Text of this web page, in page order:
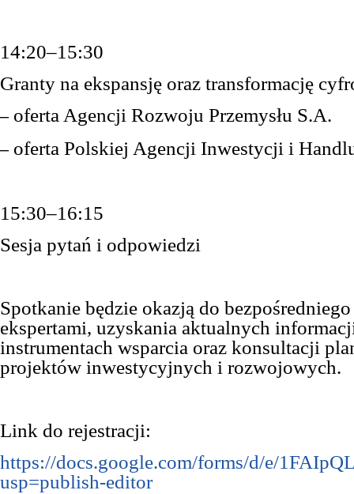
14:20–15:30
Granty na ekspansję oraz transformację
– oferta Agencji Rozwoju Przemysłu S.A.
– oferta Polskiej Agencji Inwestycji i
15:30–16:15
Sesja pytań i odpowiedzi
Spotkanie będzie okazją do
ekspertami, uzyskania aktualnych
instrumentach wsparcia oraz konsultacji
projektów inwestycyjnych i rozwojowych.
Link do rejestracji:
https://docs.google.com/forms/d/e/
usp=publish-editor